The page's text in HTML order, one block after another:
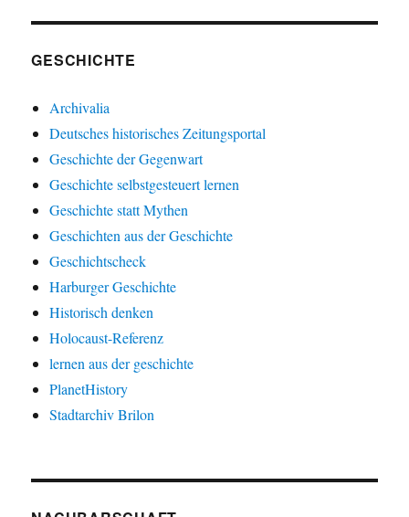
GESCHICHTE
Archivalia
Deutsches historisches Zeitungsportal
Geschichte der Gegenwart
Geschichte selbstgesteuert lernen
Geschichte statt Mythen
Geschichten aus der Geschichte
Geschichtscheck
Harburger Geschichte
Historisch denken
Holocaust-Referenz
lernen aus der geschichte
PlanetHistory
Stadtarchiv Brilon